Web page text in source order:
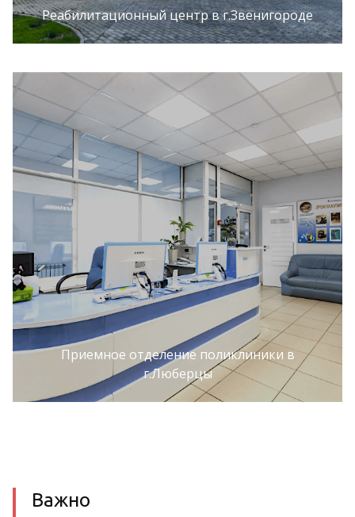
Реабилитационный центр в г.Звенигороде
Приемное отделение поликлиники в
г.Люберцы
Важно